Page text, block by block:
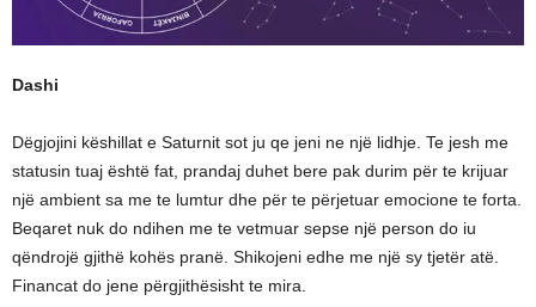
Dashi
Dëgjojini këshillat e Saturnit sot ju qe jeni ne një lidhje. Te jesh me
statusin tuaj është fat, prandaj duhet bere pak durim për te krijuar
një ambient sa me te lumtur dhe për te përjetuar emocione te forta.
Beqaret nuk do ndihen me te vetmuar sepse një person do iu
qëndrojë gjithë kohës pranë. Shikojeni edhe me një sy tjetër atë.
Financat do jene përgjithësisht te mira.